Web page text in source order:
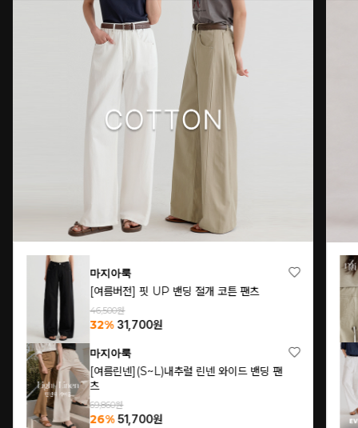
마지아룩
[여름버전] 핏 UP 밴딩 절개 코튼 팬츠
46,500원
32% 31,700원
마지아룩
[여름린넨](S~L)내추럴 린넨 와이드 밴딩 팬
츠
69,860원
26% 51,700원